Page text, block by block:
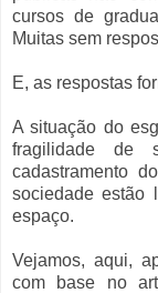
cursos de
Muitas sem
E, as respostas
A situação do
fragilidade de
cadastramento
sociedade estão
espaço.
Vejamos, aqui,
com base no